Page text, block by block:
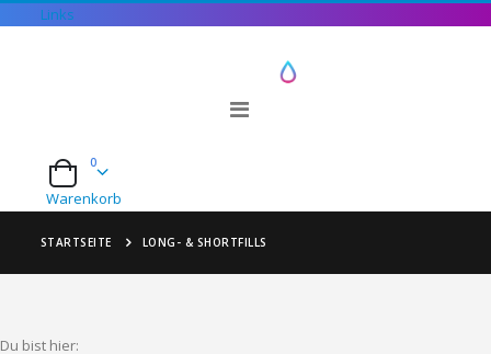
Links
Navigation
Cart
0
Warenkorb
STARTSEITE LONG- & SHORTFILLS